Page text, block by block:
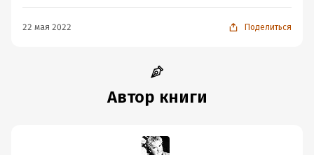
22 мая 2022 Поделиться
Автор книги